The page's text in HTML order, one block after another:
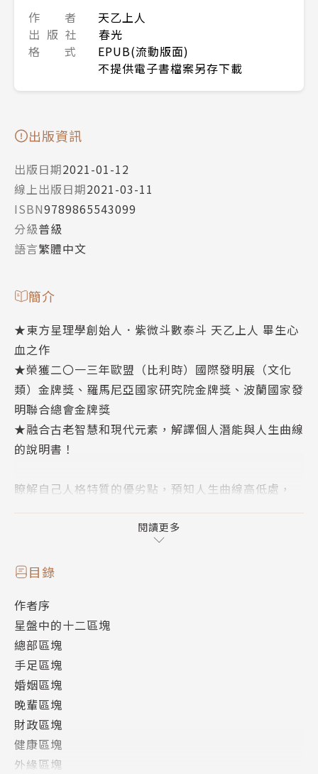
作 者
天乙上人
出 版 社
春光
格 式
EPUB(流動版面)
不提供電子書檔案另存下載
出版資訊
出版日期2021-01-12
線上出版日期2021-03-11
ISBN9789865543099
分級普級
語言繁體中文
簡介
★東方星理學創始人．紫微斗數泰斗 天乙上人 畢生心
血之作
★榮獲二〇一三年歐盟（比利時）國際發明展（文化
類）金牌獎、羅馬尼亞國家研究院金牌獎、波蘭國家發
明聯合總會金牌獎
★融合古老智慧和現代元素，解譯個人潛能與人生曲線
的說明書！
瞭解自己人格特質的優劣點，預知人生曲線高低處，
不只是為了避險，更為了能在順風時借力、逆風時沉
讓你不管處在人生哪一個階段，都能找到明朗的前進方
東方星理學是一門古老的智慧，
由華人界最權威的紫微斗數泰斗——天乙上人，將紫微
斗數以全新面貌呈現，
以圖像符號取代專有名詞，突破翻譯盲點，
並結合星座學與心理學，以及大數據統計學，
讓有心學習者能無障礙進入東方星理學的世界，
一同探索人生藍圖，掌握生命每一個關鍵的轉捩點。
閱讀更多
目錄
作者序
星盤中的十二區塊
總部區塊
手足區塊
婚姻區塊
晚輩區塊
財政區塊
健康區塊
外緣區塊